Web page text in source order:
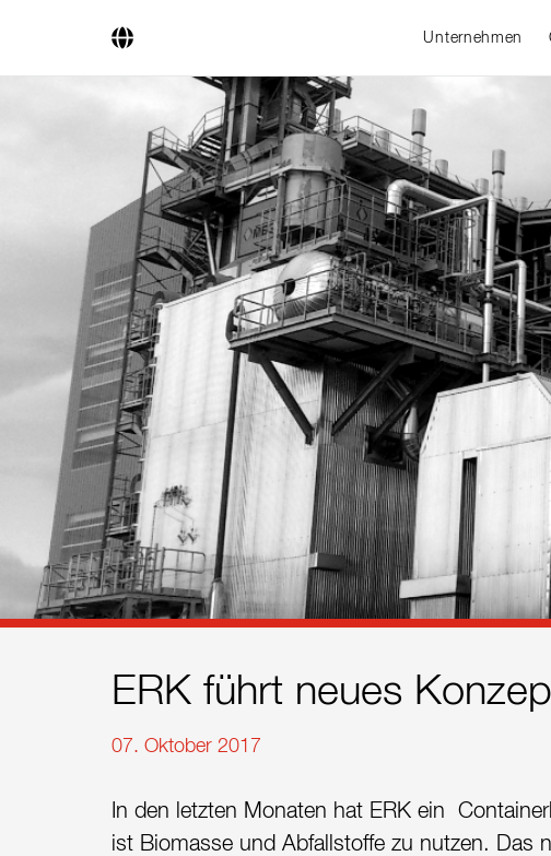
Unternehmen
Unternehmen
Geschäftsfelder
Ingenieurdienstleistungen
Kesselsysteme
Feuerungssysteme
Rohrsysteme
Forschung & Entwicklung
Lizenznehmer
Referenzen
Kontakt
Nachhaltigkeit
Neuigkeiten
Datenschutzerklärung
ERK führt neues
07. Oktober 2017
In den letzten Monaten hat ERK ein
ist Biomasse und Abfallstoffe zu nutzen. Das